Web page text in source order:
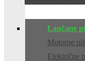
Lančane
Motorne
Električne